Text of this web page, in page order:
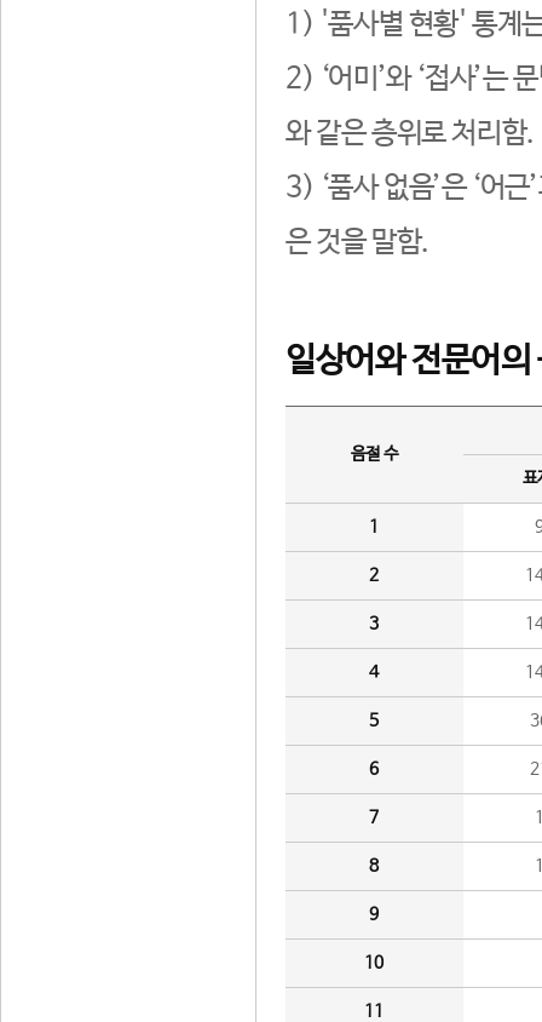
1) '품사별 현황' 통계
2) ‘어미’와 ‘접사’는
와 같은 층위로 처리함.
3) ‘품사 없음’은 ‘어
은 것을 말함.
일상어와 전문어의
음절 수
표
1
2
3
4
5
6
7
8
9
10
11